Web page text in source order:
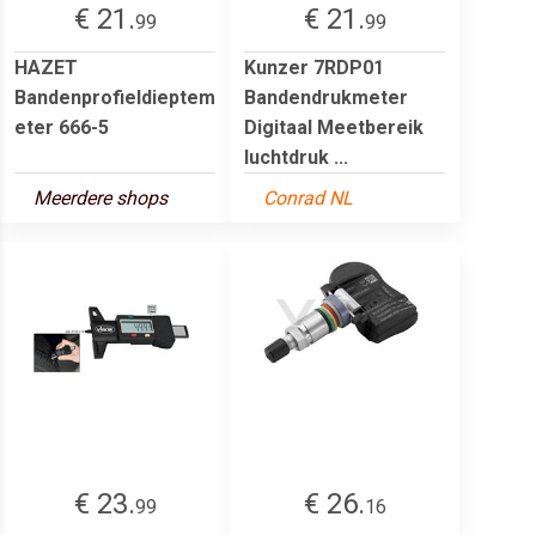
€ 21.99
HAZET
Bandenprofieldieptem
eter 666-5
Meerdere shops
€ 21.99
Kunzer 7RDP01
Bandendrukmeter
Digitaal Meetbereik
luchtdruk ...
Conrad NL
€ 23.99 € 26.16